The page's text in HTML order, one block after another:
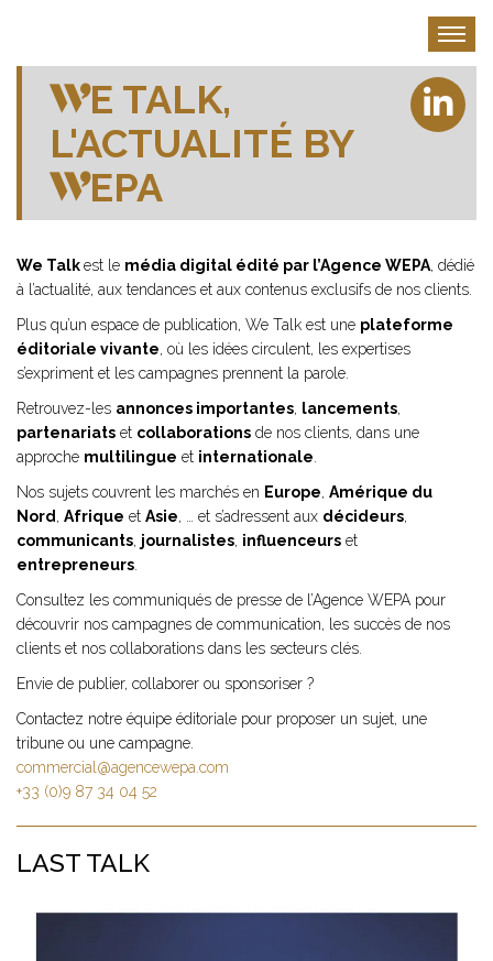
principal
WE TALK,
L'ACTUALITÉ BY
WEPA
We Talkest le média digital édité par l’Agence WEPA, dédié
à l’actualité, aux tendances et aux contenus exclusifs de nos clients.
Plus qu’un espace de publication, We Talk est une plateforme
éditoriale vivante, où les idées circulent, les expertises
s’expriment et les campagnes prennent la parole.
Retrouvez-les annonces importantes, lancements,
partenariats et collaborations de nos clients, dans une
approche multilingue et internationale
Nos sujets couvrent les marchés en Europe, Amérique du
Nord, Afrique et Asie, … et s’adressent aux décideurs,
communicants, journalistes, influenceurs et
entrepreneurs
Consultez les communiqués de presse de l’Agence WEPA pour
découvrir nos campagnes de communication, les succès de nos
clients et nos collaborations dans les secteurs clés.
Envie de publier, collaborer ou sponsoriser ?
Contactez notre équipe éditoriale pour proposer un sujet, une
tribune ou une campagne.
commercial@agencewepa.com
+33 (0)9 87 34 04 52
LAST TALK